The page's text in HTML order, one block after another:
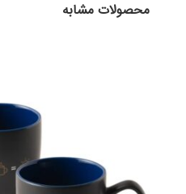
محصولات مشابه